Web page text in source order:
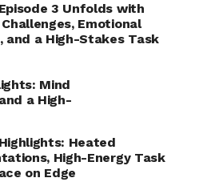
3 Unfolds with
Emotional
and a High-Stakes Task
Mind
a High-
Heated
High-Energy Task
on Edge